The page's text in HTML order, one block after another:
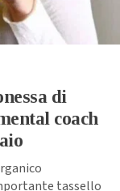
di
coach
tassello